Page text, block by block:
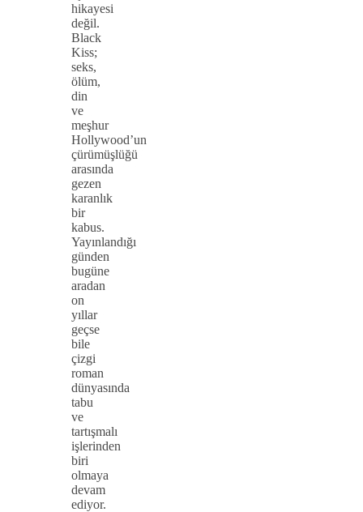
hikayesi
değil.
Black
Kiss;
seks,
ölüm,
din
ve
meşhur
Hollywood’un
çürümüşlüğü
arasında
gezen
karanlık
bir
kabus.
Yayınlandığı
günden
bugüne
aradan
on
yıllar
geçse
bile
çizgi
roman
dünyasında
tabu
ve
tartışmalı
işlerinden
biri
olmaya
devam
ediyor.